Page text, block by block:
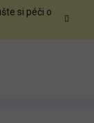
si péči o